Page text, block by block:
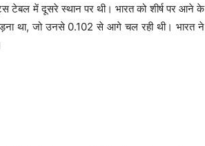
टेबल में दूसरे स्थान पर थी। भारत को शीर्ष पर आने के
था, जो उनसे 0.102 से आगे चल रही थी। भारत ने